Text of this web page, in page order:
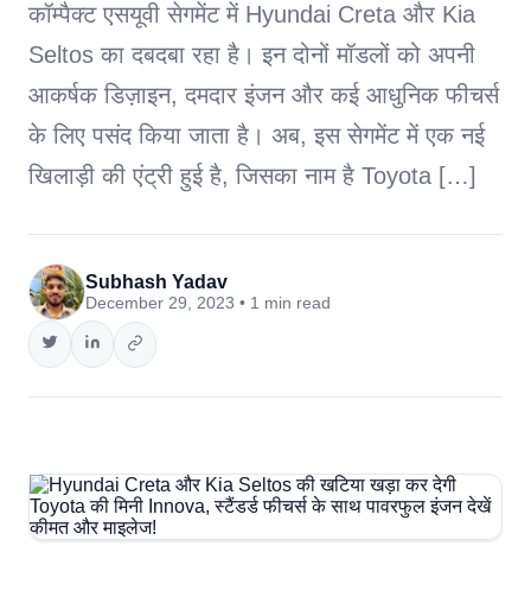
कॉम्पैक्ट एसयूवी सेगमेंट में Hyundai Creta और Kia
Seltos का दबदबा रहा है। इन दोनों मॉडलों को अपनी
आकर्षक डिज़ाइन, दमदार इंजन और कई आधुनिक फीचर्स
के लिए पसंद किया जाता है। अब, इस सेगमेंट में एक नई
खिलाड़ी की एंट्री हुई है, जिसका नाम है Toyota […]
Subhash Yadav
December 29, 2023 • 1 min read